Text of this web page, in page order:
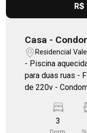
Casa -
Residencial
- Piscina
para duas ruas -
de 220v - Condominio arborizado e com feira
semana e
3